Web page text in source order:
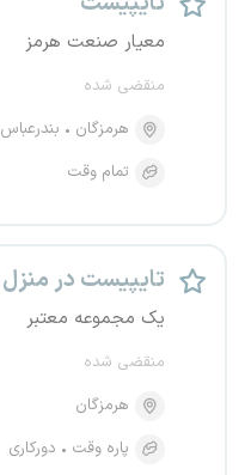
معیار صنعت هرمز
منقضی شده
هرمزگان
بندرعباس
تمام وقت
تایپیست در منزل
یک مجموعه معتبر
منقضی شده
هرمزگان
پاره وقت
دورکاری